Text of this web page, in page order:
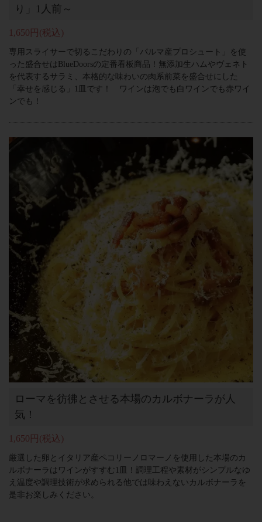
り」1人前～
1,650円 (税込)
専用スライサーで切るこだわりの「パルマ産プロシュート」を使
った盛合せはBlueDoorsの定番看板商品！無添加生ハムやヴェネト
を代表するサラミ、本格的な味わいの肉系前菜を盛合せにした
「幸せを感じる」1皿です！ ワインは泡でも白ワインでも赤ワイ
ンでも！
ローマを彷彿とさせる本場のカルボナーラが人
気！
1,650円 (税込)
厳選した卵とイタリア産ペコリーノロマーノを使用した本場のカ
ルボナーラはワインがすすむ1皿！調理工程や素材がシンプルなゆ
え温度や調理技術が求められる他では味わえないカルボナーラを
是非お楽しみください。